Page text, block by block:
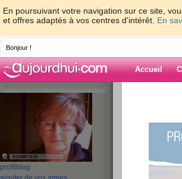
En poursuivant votre navigation sur ce site,
et offres adaptés à vos centres d'intérêt. En
Bonjour !
Accueil
profil blog
Blog